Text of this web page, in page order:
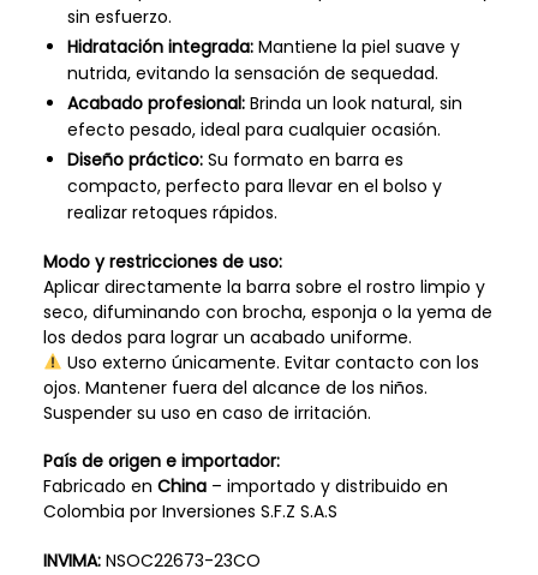
sin esfuerzo.
Hidratación integrada:Mantiene la piel suave y
nutrida, evitando la sensación de sequedad.
Acabado profesional:Brinda un look natural, sin
efecto pesado, ideal para cualquier ocasión.
Diseño práctico:Su formato en barra es
compacto, perfecto para llevar en el bolso y
realizar retoques rápidos.
Modo y restricciones de uso:
Aplicar directamente la barra sobre el rostro limpio y
seco, difuminando con brocha, esponja o la yema de
los dedos para lograr un acabado uniforme.
Uso externo únicamente. Evitar contacto con los
ojos. Mantener fuera del alcance de los niños.
Suspender su uso en caso de irritación.
País de origen e importador:
Fabricado en China– importado y distribuido en
Colombia por Inversiones S.F.Z S.A.S
INVIMA:NSOC22673-23CO